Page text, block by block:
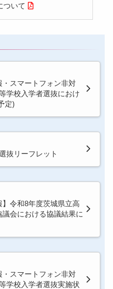
ついて
・スマートフォン非対
学校入学者選抜におけ
定)
抜リーフレット
】令和8年度茨城県立高
会における協議結果に
・スマートフォン非対
学校入学者選抜実施状